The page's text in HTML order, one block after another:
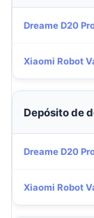
Dreame D20
Xiaomi Robot
Depósito de
Dreame D20
Xiaomi Robot